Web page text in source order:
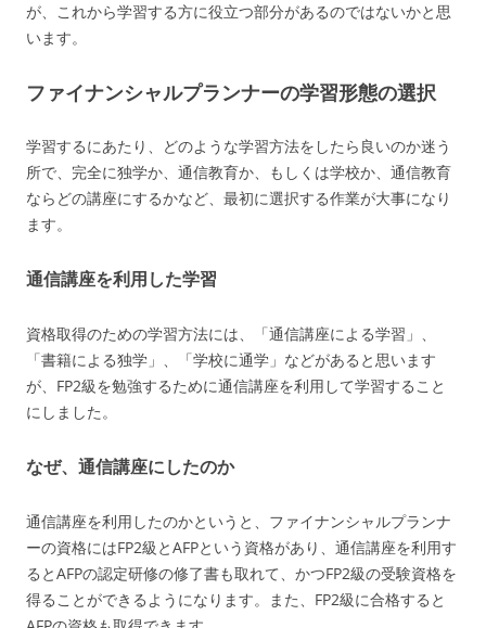
が、これから学習する方に役立つ部分があるのではないかと思
います。
ファイナンシャルプランナーの学習形態の選択
学習するにあたり、どのような学習方法をしたら良いのか迷う
所で、完全に独学か、通信教育か、もしくは学校か、通信教育
ならどの講座にするかなど、最初に選択する作業が大事になり
ます。
通信講座を利用した学習
資格取得のための学習方法には、「通信講座による学習」、
「書籍による独学」、「学校に通学」などがあると思います
が、FP2級を勉強するために通信講座を利用して学習すること
にしました。
なぜ、通信講座にしたのか
通信講座を利用したのかというと、ファイナンシャルプランナ
ーの資格にはFP2級とAFPという資格があり、通信講座を利用す
るとAFPの認定研修の修了書も取れて、かつFP2級の受験資格を
得ることができるようになります。また、FP2級に合格すると